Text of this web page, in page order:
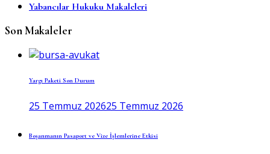
Yabancılar Hukuku Makaleleri
Son Makaleler
Yargı Paketi Son Durum
25 Temmuz 202625 Temmuz 2026
Boşanmanın Pasaport ve Vize İşlemlerine Etkisi